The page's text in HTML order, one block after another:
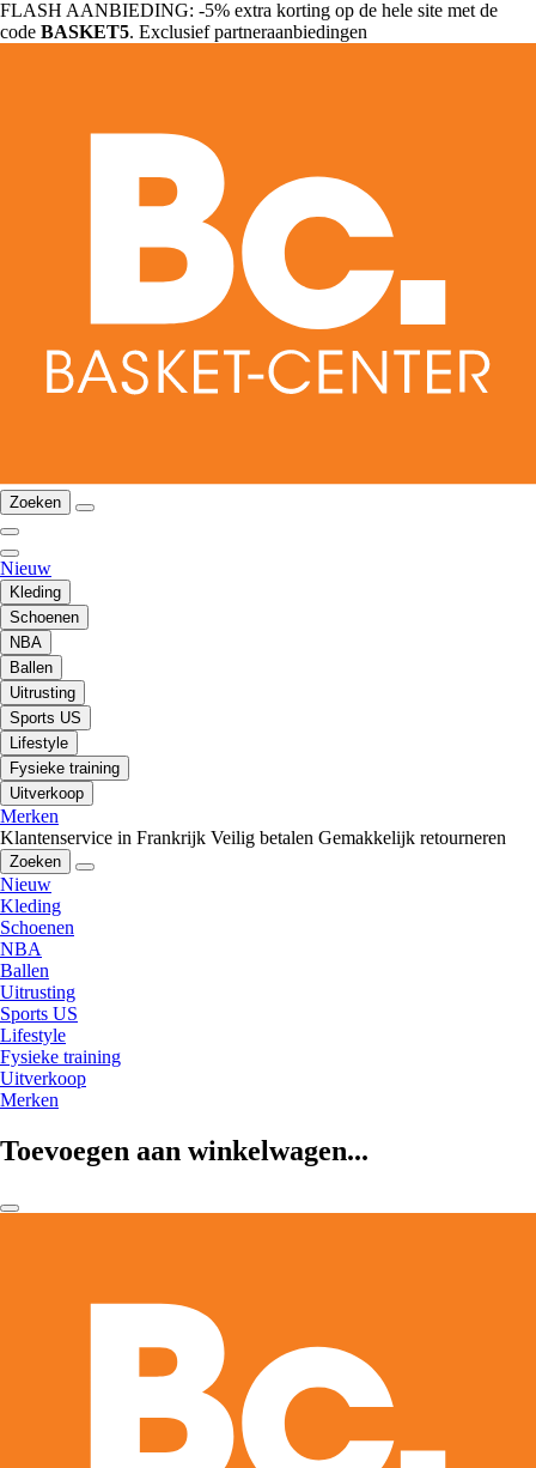
FLASH AANBIEDING: -5% extra korting op de hele site met de
code BASKET5. Exclusief partneraanbiedingen
Zoeken
Nieuw
Kleding
Schoenen
NBA
Ballen
Uitrusting
Sports US
Lifestyle
Fysieke training
Uitverkoop
Merken
Klantenservice in Frankrijk Veilig betalen Gemakkelijk retourneren
Zoeken
Nieuw
Kleding
Schoenen
NBA
Ballen
Uitrusting
Sports US
Lifestyle
Fysieke training
Uitverkoop
Merken
Toevoegen aan winkelwagen...